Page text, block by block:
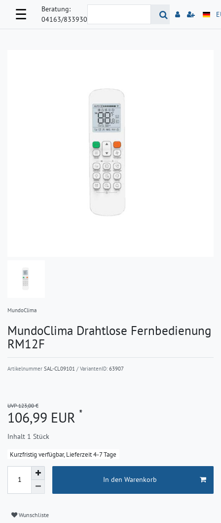
☰
Beratung:
04163/833930
MundoClima
MundoClima Drahtlose Fernbedienung
RM12F
Artikelnummer SAL-CL09101 / VariantenID: 63907
UVP 123,00 €
106,99 EUR *
Inhalt 1 Stück
Kurzfristig verfügbar, Lieferzeit 4-7 Tage
In den Warenkorb
Wunschliste